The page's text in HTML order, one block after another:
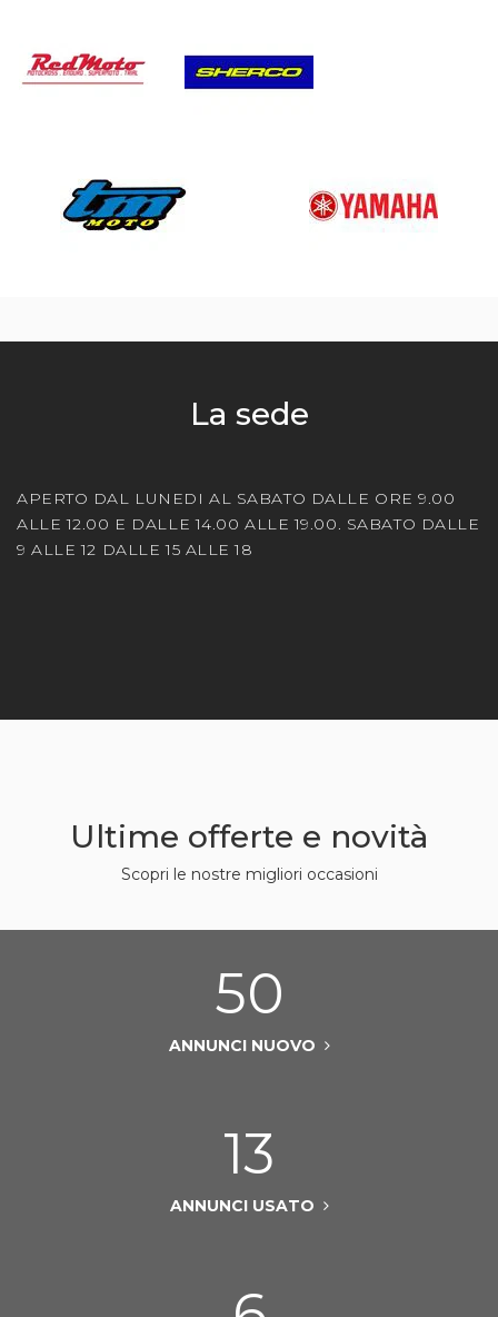
La sede
APERTO DAL LUNEDI AL SABATO DALLE ORE 9.00
ALLE 12.00 E DALLE 14.00 ALLE 19.00. SABATO DALLE
9 ALLE 12 DALLE 15 ALLE 18
Ultime offerte e novità
Scopri le nostre migliori occasioni
50
ANNUNCI NUOVO
13
ANNUNCI USATO